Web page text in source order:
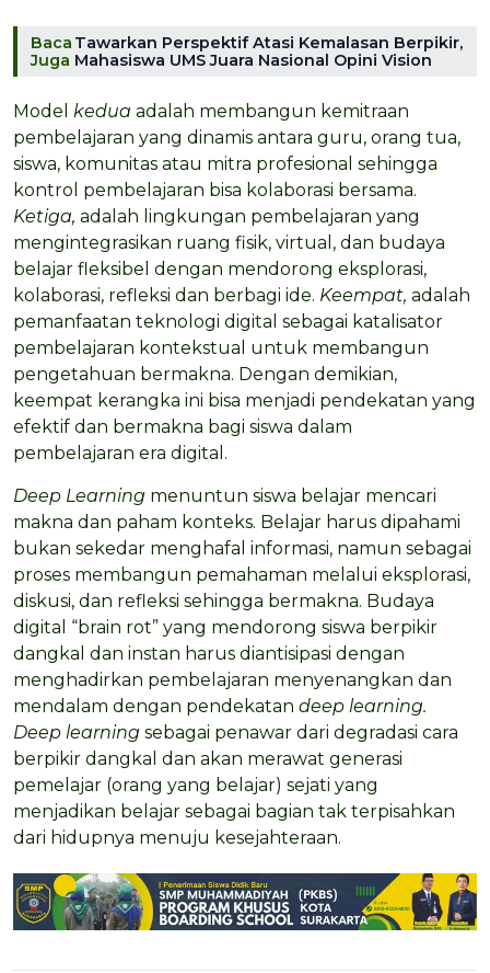
Baca
Juga
Tawarkan Perspektif Atasi Kemalasan Berpikir,
Mahasiswa UMS Juara Nasional Opini Vision
Model kedua adalah membangun kemitraan
pembelajaran yang dinamis antara guru, orang tua,
siswa, komunitas atau mitra profesional sehingga
kontrol pembelajaran bisa kolaborasi bersama.
Ketiga, adalah lingkungan pembelajaran yang
mengintegrasikan ruang fisik, virtual, dan budaya
belajar fleksibel dengan mendorong eksplorasi,
kolaborasi, refleksi dan berbagi ide. Keempat, adalah
pemanfaatan teknologi digital sebagai katalisator
pembelajaran kontekstual untuk membangun
pengetahuan bermakna. Dengan demikian,
keempat kerangka ini bisa menjadi pendekatan yang
efektif dan bermakna bagi siswa dalam
pembelajaran era digital.
Deep Learning menuntun siswa belajar mencari
makna dan paham konteks. Belajar harus dipahami
bukan sekedar menghafal informasi, namun sebagai
proses membangun pemahaman melalui eksplorasi,
diskusi, dan refleksi sehingga bermakna. Budaya
digital “brain rot” yang mendorong siswa berpikir
dangkal dan instan harus diantisipasi dengan
menghadirkan pembelajaran menyenangkan dan
mendalam dengan pendekatan deep learning.
Deep learning sebagai penawar dari degradasi cara
berpikir dangkal dan akan merawat generasi
pemelajar (orang yang belajar) sejati yang
menjadikan belajar sebagai bagian tak terpisahkan
dari hidupnya menuju kesejahteraan.